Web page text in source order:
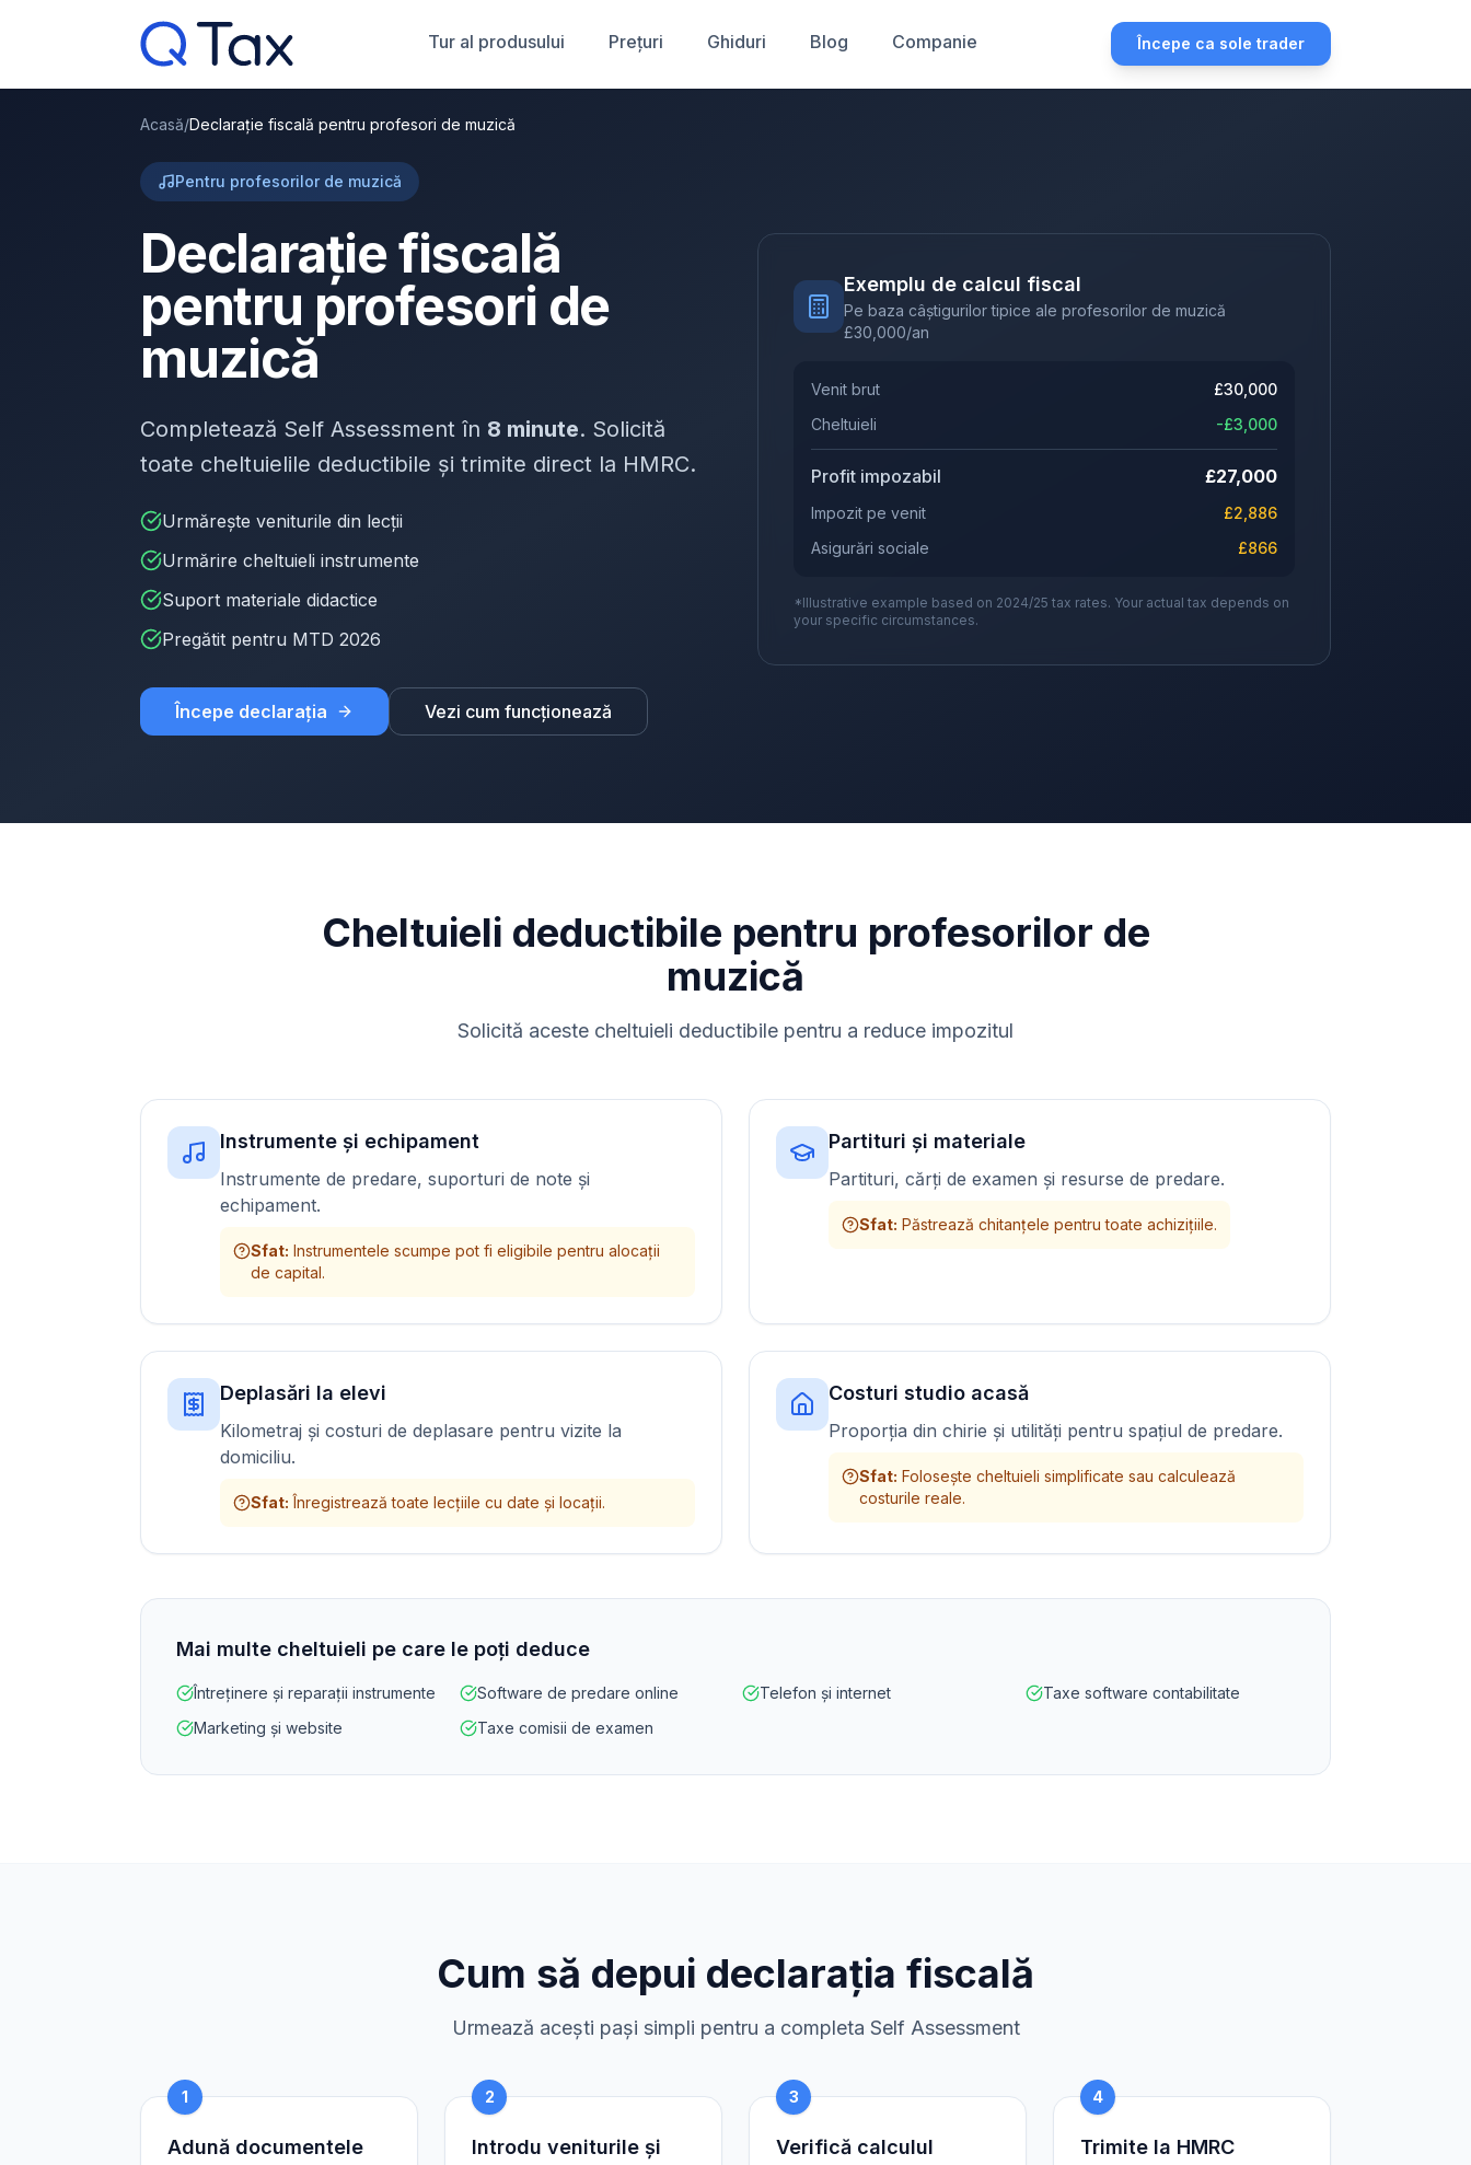
Tur al produsului Prețuri Ghiduri Blog Companie Începe ca sole trader
Acasă/Declarație fiscală pentru profesori de muzică
Pentru profesorilor de muzică
Declarație fiscală
pentru profesori de
muzică
Completează Self Assessment în 8 minute. Solicită
toate cheltuielile deductibile și trimite direct la HMRC.
Urmărește veniturile din lecții
Urmărire cheltuieli instrumente
Suport materiale didactice
Pregătit pentru MTD 2026
Începe declarația Vezi cum funcționează
Exemplu de calcul fiscal
Pe baza câștigurilor tipice ale profesorilor de muzică
£30,000/an
Venit brut £30,000
Cheltuieli
-£3,000
Profit impozabil £27,000
Impozit pe venit £2,886
Asigurări sociale
£866
*Illustrative example based on 2024/25 tax rates. Your actual tax depends on
your specific circumstances.
Cheltuieli deductibile pentru profesorilor de
muzică
Solicită aceste cheltuieli deductibile pentru a reduce impozitul
Instrumente și echipament
Instrumente de predare, suporturi de note și
echipament.
Sfat: Instrumentele scumpe pot fi eligibile pentru alocații
de capital.
Partituri și materiale
Partituri, cărți de examen și resurse de predare.
Sfat: Păstrează chitanțele pentru toate achizițiile.
Deplasări la elevi
Kilometraj și costuri de deplasare pentru vizite la
domiciliu.
Sfat: Înregistrează toate lecțiile cu date și locații.
Costuri studio acasă
Proporția din chirie și utilități pentru spațiul de predare.
Sfat: Folosește cheltuieli simplificate sau calculează
costurile reale.
Mai multe cheltuieli pe care le poți deduce
Întreținere și reparații instrumente Software de predare online Telefon și internet
Taxe software contabilitate
Marketing și website
Taxe comisii de examen
Cum să depui declarația fiscală
Urmează acești pași simpli pentru a completa Self Assessment
1
Adună documentele
2
Introdu veniturile și
3
Verifică calculul
4
Trimite la HMRC